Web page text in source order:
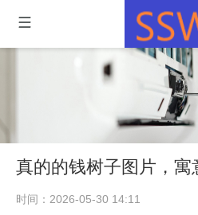
真的的钱树子图片，寓
时间：2026-05-30 14:11